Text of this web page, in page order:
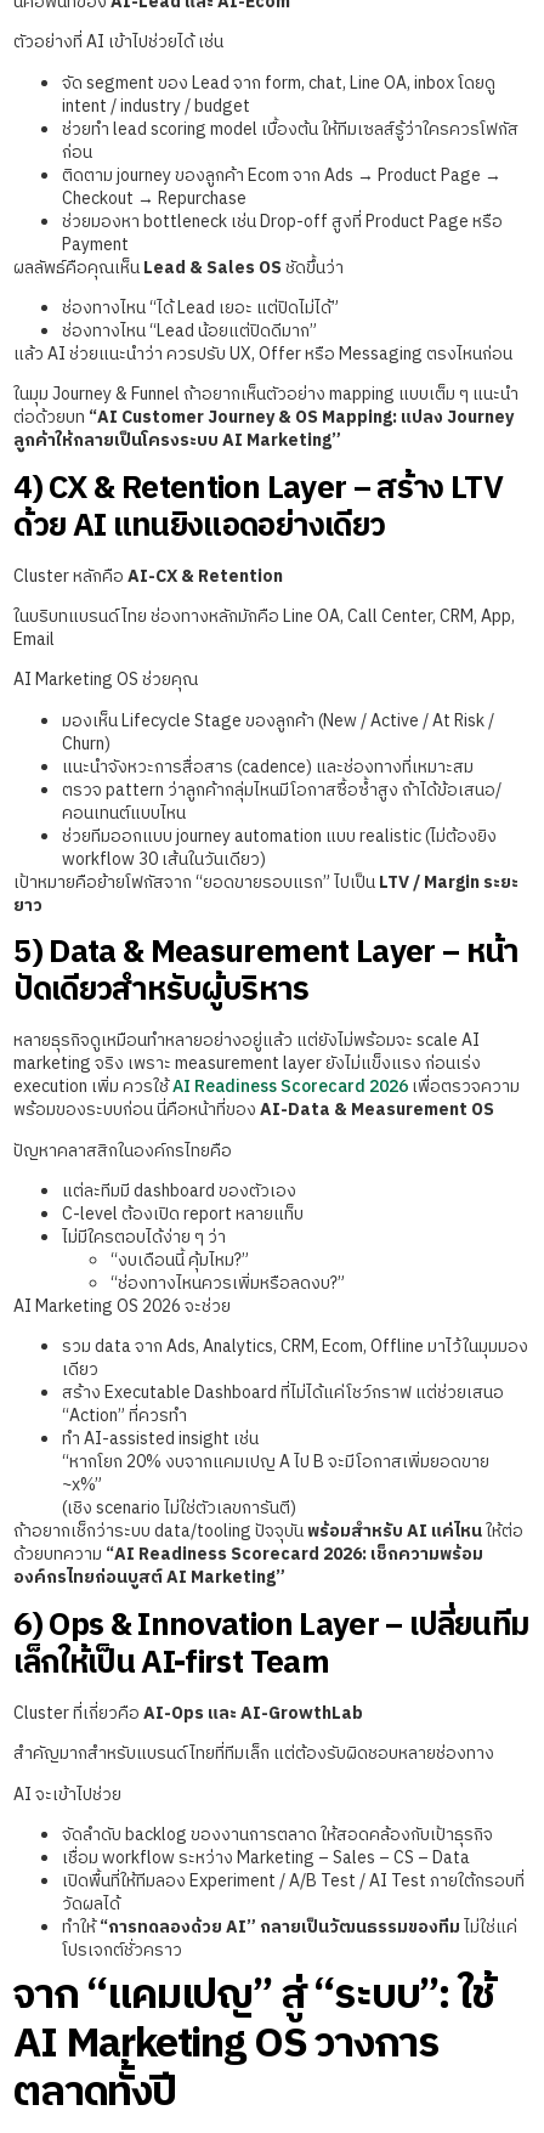
ตัวอย่างที่ AI เข้าไปช่วยได้ เช่น
จัด segment ของ Lead จาก form, chat, Line OA, inbox โดยดู
intent / industry / budget
ช่วยทำ lead scoring model เบื้องต้น ให้ทีมเซลส์รู้ว่าใครควรโฟกัส
ก่อน
ติดตาม journey ของลูกค้า Ecom จาก Ads → Product Page →
Checkout → Repurchase
ช่วยมองหา bottleneck เช่น Drop-off สูงที่ Product Page หรือ
Payment
ผลลัพธ์คือคุณเห็นLead & Sales OSชัดขึ้นว่า
ช่องทางไหน “ได้ Lead เยอะ แต่ปิดไม่ได้”
ช่องทางไหน “Lead น้อยแต่ปิดดีมาก”
แล้ว AI ช่วยแนะนำว่า ควรปรับ UX, Offer หรือ Messaging ตรงไหนก่อน
ในมุม Journey & Funnel ถ้าอยากเห็นตัวอย่าง mapping แบบเต็ม ๆ แนะนำ
ต่อด้วยบท “AI Customer Journey & OS Mapping: แปลง Journey
ลูกค้าให้กลายเป็นโครงระบบ AI Marketing”
4) CX & Retention Layer – สร้าง LTV
ด้วย AI แทนยิงแอดอย่างเดียว
Cluster หลักคือAI-CX & Retention
ในบริบทแบรนด์ไทย ช่องทางหลักมักคือ Line OA, Call Center, CRM, App,
Email
AI Marketing OS ช่วยคุณ
มองเห็น Lifecycle Stage ของลูกค้า (New / Active / At Risk /
Churn)
แนะนำจังหวะการสื่อสาร (cadence) และช่องทางที่เหมาะสม
ตรวจ pattern ว่าลูกค้ากลุ่มไหนมีโอกาสซื้อซ้ำสูง ถ้าได้ข้อเสนอ/
คอนเทนต์แบบไหน
ช่วยทีมออกแบบ journey automation แบบ realistic (ไม่ต้องยิง
workflow 30 เส้นในวันเดียว)
เป้าหมายคือย้ายโฟกัสจาก “ยอดขายรอบแรก” ไปเป็นLTV / Margin ระยะ
ยาว
5) Data & Measurement Layer – หน้า
ปัดเดียวสำหรับผู้บริหาร
หลายธุรกิจดูเหมือนทำหลายอย่างอยู่แล้ว แต่ยังไม่พร้อมจะ scale AI
marketing จริง เพราะ measurement layer ยังไม่แข็งแรง ก่อนเร่ง
execution เพิ่ม ควรใช้AI Readiness Scorecard 2026เพื่อตรวจความ
พร้อมของระบบก่อน นี่คือหน้าที่ของAI-Data & Measurement OS
ปัญหาคลาสสิกในองค์กรไทยคือ
แต่ละทีมมี dashboard ของตัวเอง
C-level ต้องเปิด report หลายแท็บ
ไม่มีใครตอบได้ง่าย ๆ ว่า
“งบเดือนนี้ คุ้มไหม?”
“ช่องทางไหนควรเพิ่มหรือลดงบ?”
AI Marketing OS 2026 จะช่วย
รวม data จาก Ads, Analytics, CRM, Ecom, Offline มาไว้ในมุมมอง
เดียว
สร้าง Executable Dashboard ที่ไม่ได้แค่โชว์กราฟ แต่ช่วยเสนอ
“Action” ที่ควรทำ
ทำ AI-assisted insight เช่น
“หากโยก 20% งบจากแคมเปญ A ไป B จะมีโอกาสเพิ่มยอดขาย
~x%”
(เชิง scenario ไม่ใช่ตัวเลขการันตี)
ถ้าอยากเช็กว่าระบบ data/tooling ปัจจุบันพร้อมสำหรับ AI แค่ไหนให้ต่อ
ด้วยบทความ “AI Readiness Scorecard 2026: เช็กความพร้อม
องค์กรไทยก่อนบูสต์ AI Marketing”
6) Ops & Innovation Layer – เปลี่ยนทีม
เล็กให้เป็น AI-first Team
Cluster ที่เกี่ยวคือAI-Ops และ AI-GrowthLab
สำคัญมากสำหรับแบรนด์ไทยที่ทีมเล็ก แต่ต้องรับผิดชอบหลายช่องทาง
AI จะเข้าไปช่วย
จัดลำดับ backlog ของงานการตลาด ให้สอดคล้องกับเป้าธุรกิจ
เชื่อม workflow ระหว่าง Marketing – Sales – CS – Data
เปิดพื้นที่ให้ทีมลอง Experiment / A/B Test / AI Test ภายใต้กรอบที่
วัดผลได้
ทำให้“การทดลองด้วย AI” กลายเป็นวัฒนธรรมของทีมไม่ใช่แค่
โปรเจกต์ชั่วคราว
จาก “แคมเปญ” สู่ “ระบบ”: ใช้
AI Marketing OS วางการ
ตลาดทั้งปี